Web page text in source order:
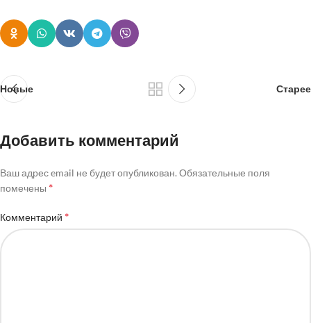
Новые Старее
Добавить комментарий
Ваш адрес email не будет опубликован. Обязательные поля
помечены *
Комментарий *